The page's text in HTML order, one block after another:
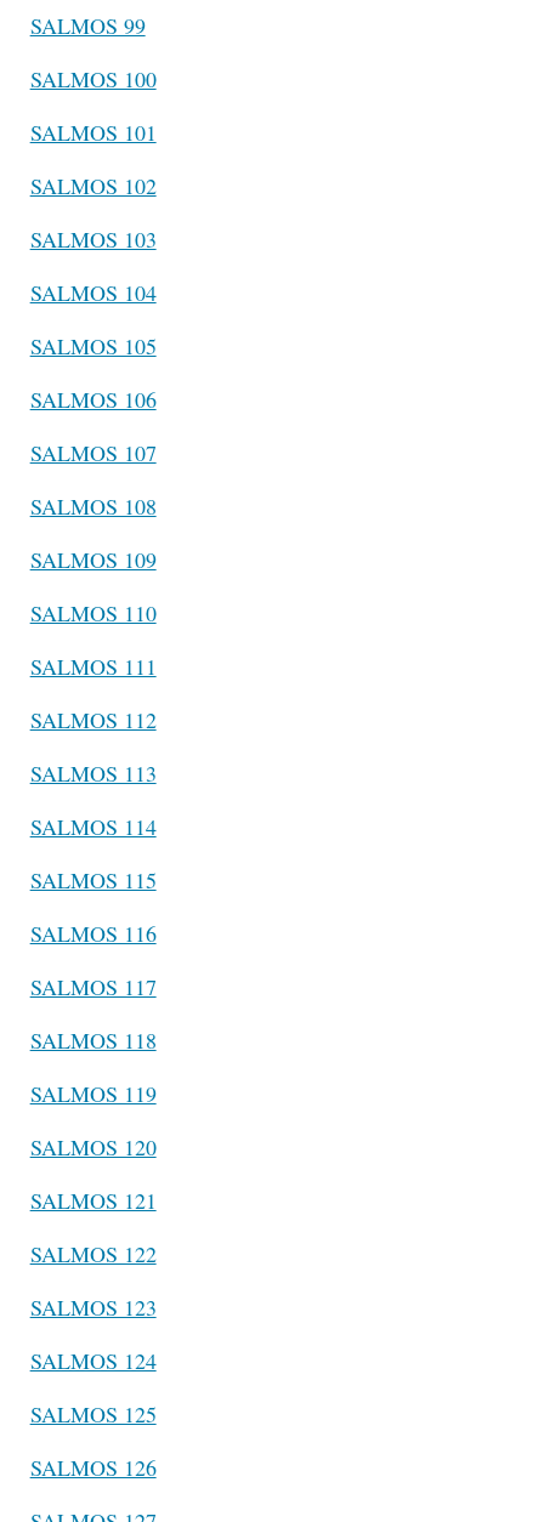
SALMOS 99
SALMOS 100
SALMOS 101
SALMOS 102
SALMOS 103
SALMOS 104
SALMOS 105
SALMOS 106
SALMOS 107
SALMOS 108
SALMOS 109
SALMOS 110
SALMOS 111
SALMOS 112
SALMOS 113
SALMOS 114
SALMOS 115
SALMOS 116
SALMOS 117
SALMOS 118
SALMOS 119
SALMOS 120
SALMOS 121
SALMOS 122
SALMOS 123
SALMOS 124
SALMOS 125
SALMOS 126